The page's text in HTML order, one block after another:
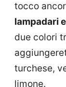
tocco
lampadari
due colori
turchese,
limone.